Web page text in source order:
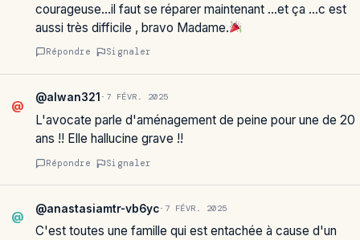
courageuse…il faut se réparer maintenant …et ça …c est
aussi très difficile , bravo Madame.
Répondre Signaler
@
@alwan321 · 7 FÉVR. 2025
L'avocate parle d'aménagement de peine pour une de 20
ans !! Elle hallucine grave !!
Répondre Signaler
@
@anastasiamtr-vb6yc· 7 FÉVR. 2025
C'est toutes une famille qui est entachée à cause d'un